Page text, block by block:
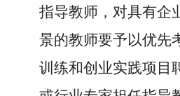
指导教师，对具有企
景的教师要予以优先
训练和创业实践项目